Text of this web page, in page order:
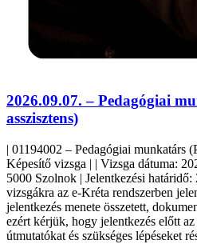
2026.09.07. – Pedagógiai
asszisztens)
| 01194002 – Pedagógiai munkatárs
Képesítő vizsga | | Vizsga dátuma:
5000 Szolnok | Jelentkezési
vizsgákra az e-Kréta rendszerben
jelentkezés menete összetett,
ezért kérjük, hogy jelentkezés előtt
útmutatókat és szükséges lépéseket